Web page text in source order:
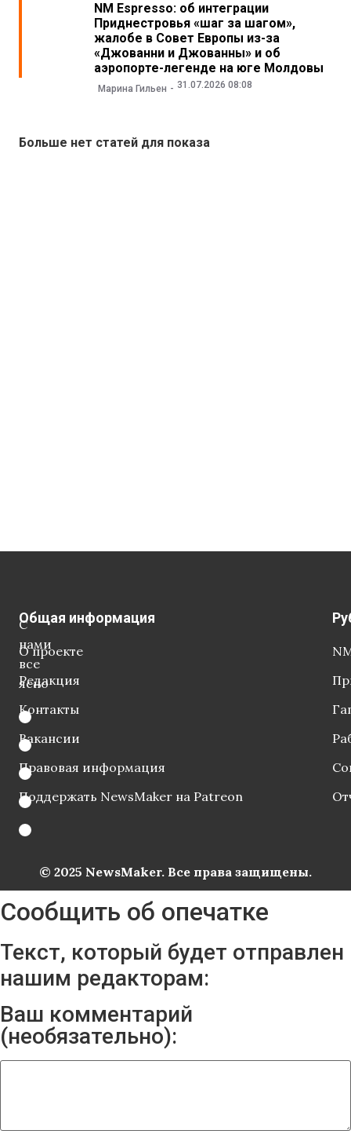
NM Espresso: об интеграции
Приднестровья «шаг за шагом»,
жалобе в Совет Европы из-за
«Джованни и Джованны» и об
аэропорте-легенде на юге Молдовы
Марина Гильен 31.07.2026 08:08
Больше нет статей для показа
С
нами
все
ясно
Общая информация
О проекте
Редакция
Контакты
Вакансии
Правовая информация
Поддержать NewsMaker на Patreon
© 2025 NewsMaker. Все права защищены.
Сообщить об опечатке
Текст, который будет отправлен
нашим редакторам:
Ваш комментарий
(необязательно):